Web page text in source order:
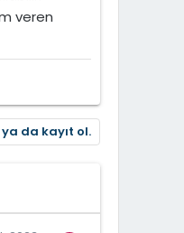
veren
da kayıt ol.